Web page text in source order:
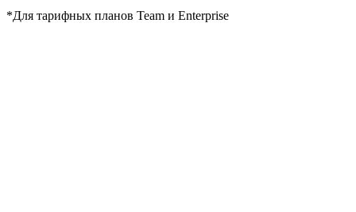
*Для тарифных планов Team и Enterprise